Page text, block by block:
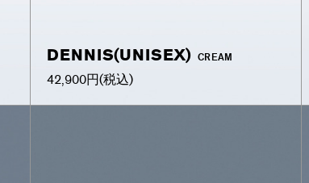
DENNIS(UNISEX) CREAM
42,900円(税込)